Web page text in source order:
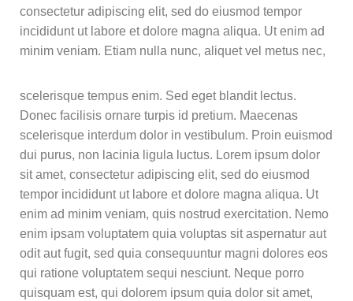
consectetur adipiscing elit, sed do eiusmod tempor
incididunt ut labore et dolore magna aliqua. Ut enim ad
minim veniam. Etiam nulla nunc, aliquet vel metus nec,
scelerisque tempus enim. Sed eget blandit lectus.
Donec facilisis ornare turpis id pretium. Maecenas
scelerisque interdum dolor in vestibulum. Proin euismod
dui purus, non lacinia ligula luctus. Lorem ipsum dolor
sit amet, consectetur adipiscing elit, sed do eiusmod
tempor incididunt ut labore et dolore magna aliqua. Ut
enim ad minim veniam, quis nostrud exercitation. Nemo
enim ipsam voluptatem quia voluptas sit aspernatur aut
odit aut fugit, sed quia consequuntur magni dolores eos
qui ratione voluptatem sequi nesciunt. Neque porro
quisquam est, qui dolorem ipsum quia dolor sit amet,